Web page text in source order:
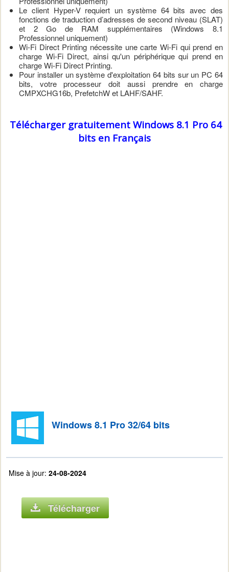
Le client Hyper-V requiert un système 64 bits avec des
fonctions de traduction d’adresses de second niveau (SLAT)
et 2 Go de RAM supplémentaires (Windows 8.1
Professionnel uniquement)
Wi-Fi Direct Printing nécessite une carte Wi-Fi qui prend en
charge Wi-Fi Direct, ainsi qu'un périphérique qui prend en
charge Wi-Fi Direct Printing.
Pour installer un système d'exploitation 64 bits sur un PC 64
bits, votre processeur doit aussi prendre en charge
CMPXCHG16b, PrefetchW et LAHF/SAHF.
Télécharger gratuitement Windows 8.1 Pro 64
bits en Français
Windows 8.1 Pro 32/64 bits
Mise à jour: 24-08-2024
Télécharger